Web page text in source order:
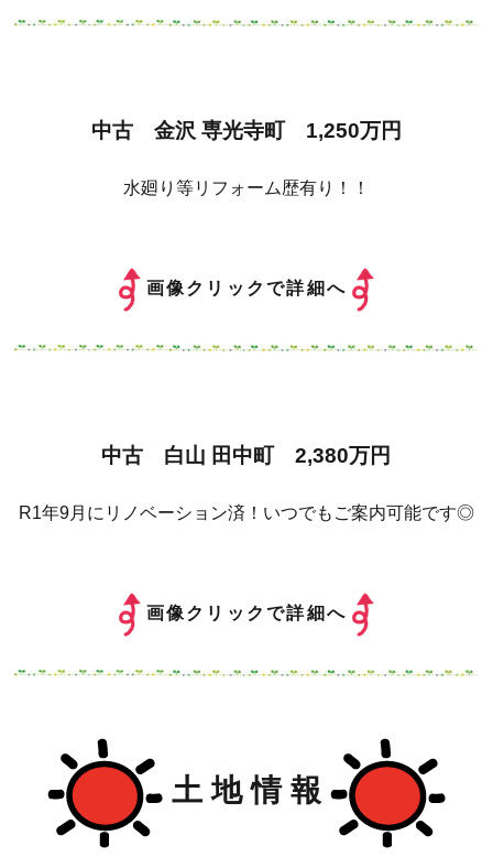
中古 金沢 専光寺町 1,250万円
水廻り等リフォーム歴有り！！
画像クリックで詳細へ
中古 白山 田中町 2,380万円
R1年9月にリノベーション済！いつでもご案内可能です◎
画像クリックで詳細へ
土 地 情 報